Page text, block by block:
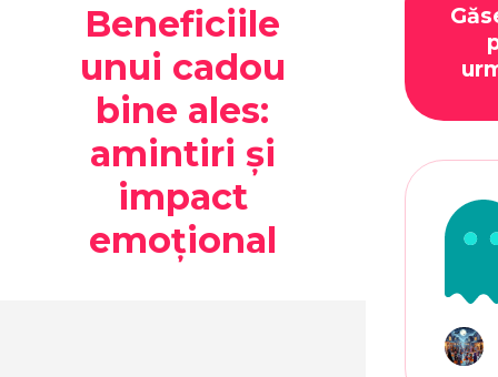
Beneficiile
unui cadou
bine ales:
amintiri și
impact
emoțional